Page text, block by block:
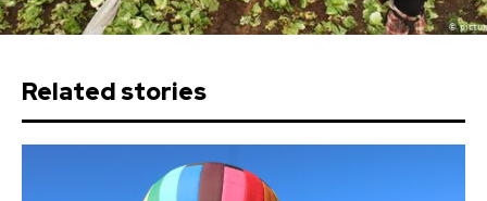
Related stories